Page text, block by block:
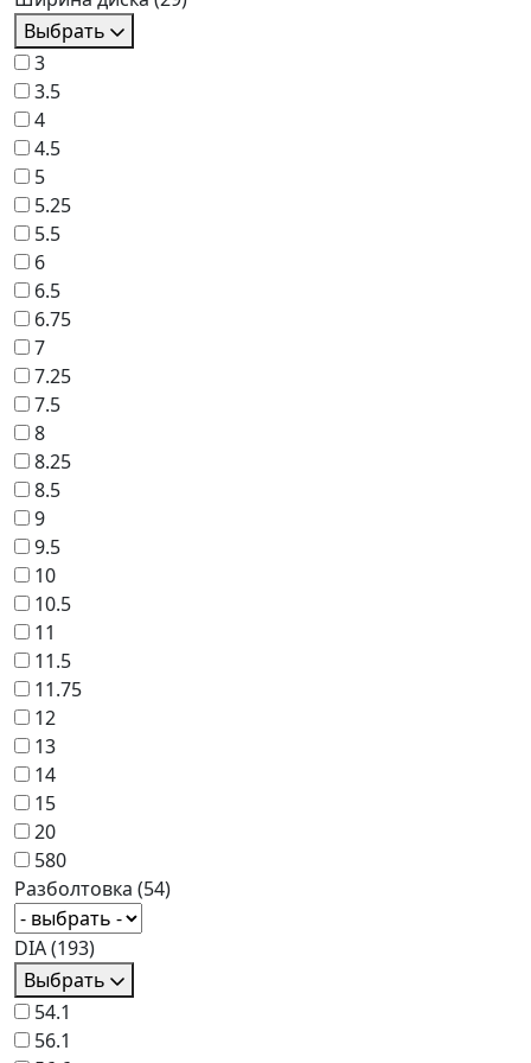
Выбрать
3
3.5
4
4.5
5
5.25
5.5
6
6.5
6.75
7
7.25
7.5
8
8.25
8.5
9
9.5
10
10.5
11
11.5
11.75
12
13
14
15
20
580
Разболтовка (54)
DIA(193)
Выбрать
54.1
56.1